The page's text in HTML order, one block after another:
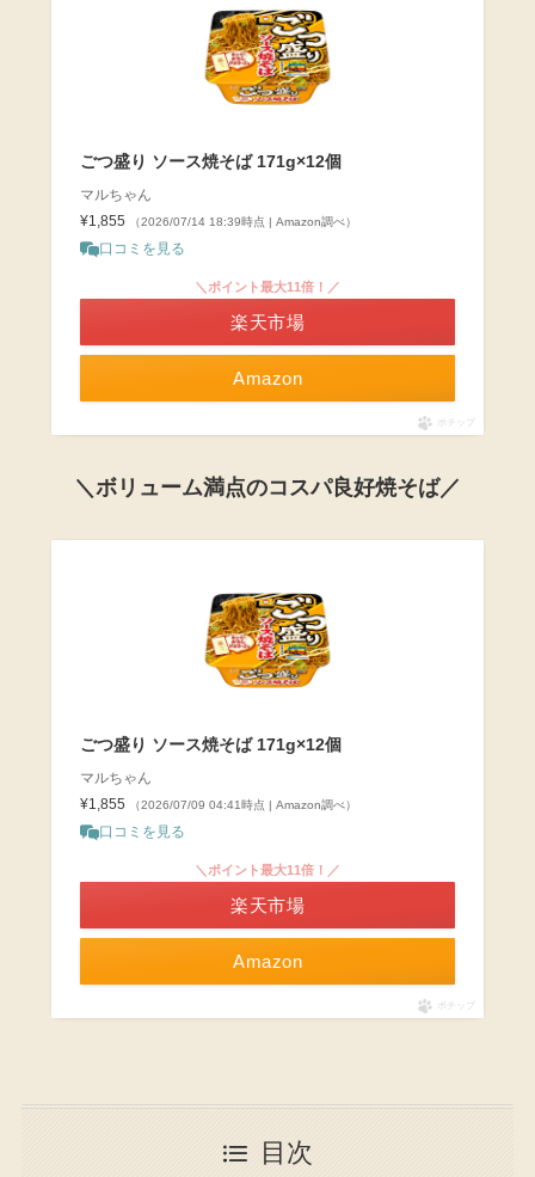
ごつ盛り ソース焼そば 171g×12個
マルちゃん
¥1,855
（2026/07/14 18:39時点 | Amazon調べ）
口コミを見る
Amazon
＼ポイント最大11倍！／
楽天市場
ポチップ
＼ボリューム満点のコスパ良好焼そば／
ごつ盛り ソース焼そば 171g×12個
マルちゃん
¥1,855
（2026/07/09 04:41時点 | Amazon調べ）
口コミを見る
Amazon
＼ポイント最大11倍！／
楽天市場
ポチップ
目次